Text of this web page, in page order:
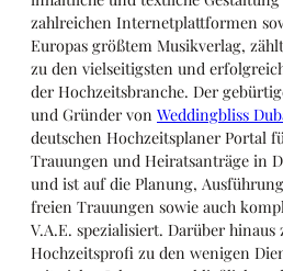
zahlreichen Internetplattformen
Europas größtem Musikverlag,
zu den vielseitigsten und
der Hochzeitsbranche. Der
und Gründer von Weddingbliss
deutschen Hochzeitsplaner Portal
Trauungen und Heiratsanträge in
und ist auf die Planung,
freien Trauungen sowie auch
V.A.E. spezialisiert. Darüber hinaus
Hochzeitsprofi zu den wenigen